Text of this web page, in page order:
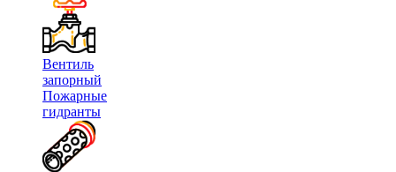
Вентиль
запорный
Пожарные
гидранты